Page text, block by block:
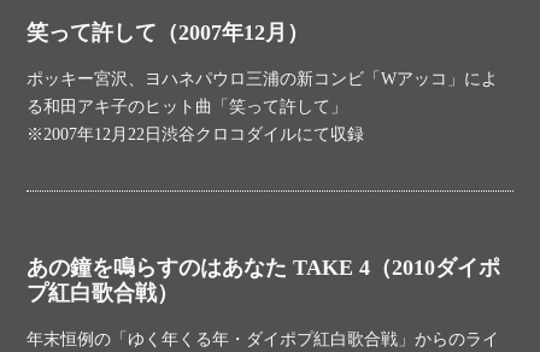
笑って許して（2007年12月）
ポッキー宮沢、ヨハネパウロ三浦の新コンビ「Wアッコ」によ
る和田アキ子のヒット曲「笑って許して」
※2007年12月22日渋谷クロコダイルにて収録
あの鐘を鳴らすのはあなた TAKE 4（2010ダイポ
プ紅白歌合戦）
年末恒例の「ゆく年くる年・ダイポプ紅白歌合戦」からのライ